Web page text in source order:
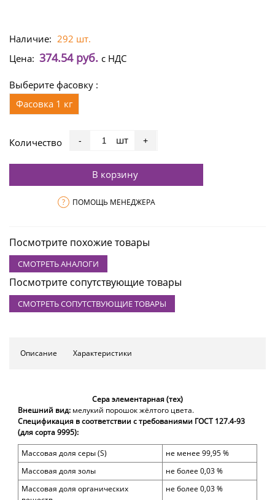
Наличие: 292 шт.
Цена: 374.54 руб. с НДС
Выберите фасовку :
Фасовка 1 кг
Количество - шт +
В корзину
? ПОМОЩЬ МЕНЕДЖЕРА
Посмотрите похожие товары
СМОТРЕТЬ АНАЛОГИ
Посмотрите сопутствующие товары
СМОТРЕТЬ СОПУТСТВУЮЩИЕ ТОВАРЫ
Описание Характеристики
Сера элементарная (тех)
Внешний вид: мелукий порошок жёлтого цвета.
Спецификация в соответствии с требованиями ГОСТ 127.4-93
(для сорта 9995):
Массовая доля серы (S)
не менее 99,95 %
Массовая доля золы не более 0,03%
Массовая доля органических
не более 0,03 %